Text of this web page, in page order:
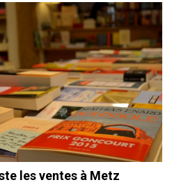
les ventes à Metz